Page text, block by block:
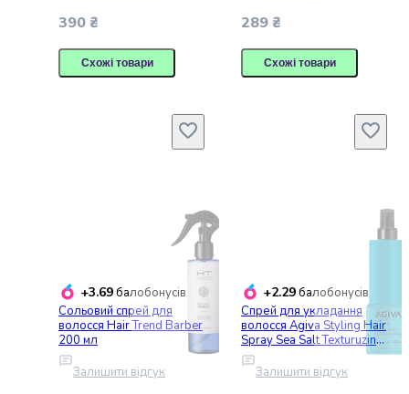
гоління
та
депіляції
сповивання
Дитяче
харчування
Товари
для
390 ₴
Схожі товари
289 ₴
Схожі товари
+3.69балобонусів
Сольовий спрей для
волосся Hair Trend Barber
200 мл
Залишити відгук
+2.29балобонусів
Cпрей для укладання
волосся Agiva Styling Hair
Spray Sea Salt Texturuzing
300 мл
Залишити відгук